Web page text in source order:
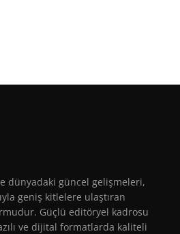
dünyadaki güncel gelişmeleri,
geniş kitlelere ulaştıran
Güçlü editöryel kadrosu
ve dijital formatlarda kaliteli